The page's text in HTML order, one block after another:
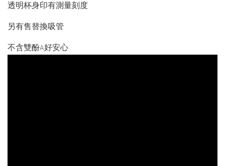
透明杯身印有測量刻度
另有售替換吸管
不含雙酚A好安心